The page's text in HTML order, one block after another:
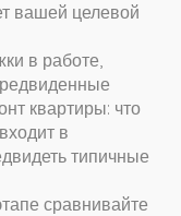
вашей целевой
в работе,
квартиры: что
в
типичные
сравнивайте